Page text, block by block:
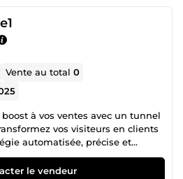
Vente au total0
à vos ventes avec un tunnel
vos visiteurs en clients
automatisée, précise et
le monde du digital
plus d’avoir un site web ou une
le vendeur